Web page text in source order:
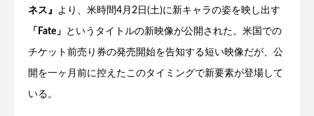
ネス』 より、米時間4月2日(土)に新キャラの姿を映し出す
「Fate」 というタイトルの新映像が公開された。米国での
チケット前売り券の発売開始を告知する短い映像だが、公
開を一ヶ月前に控えたこのタイミングで新要素が登場して
いる。